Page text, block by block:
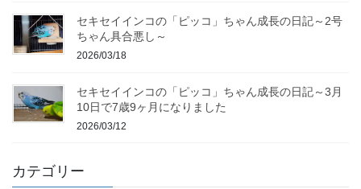
セキセイインコの「ピッコ」ちゃん成長の日記～2号
ちゃん具合悪し～
2026/03/18
セキセイインコの「ピッコ」ちゃん成長の日記～3月
10日で7歳9ヶ月になりました
2026/03/12
カテゴリー